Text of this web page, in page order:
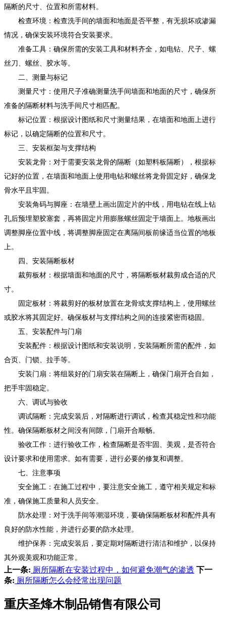
隔断的尺寸、位置和所需材料。
检查环境：检查洗手间的墙面和地面是否平整，有无损坏或渗漏
情况，确保安装环境符合安装要求。
准备工具：确保所需的安装工具和材料齐全，如电钻、尺子、螺
丝刀、螺丝、胶水等。
二、测量与标记
测量尺寸：使用尺子准确测量洗手间墙面和地面的尺寸，确保所
准备的隔断材料与洗手间尺寸相匹配。
标记位置：根据设计图纸和尺寸测量结果，在墙面和地面上进行
标记，以确定隔断的位置和尺寸。
三、安装框架与支撑结构
安装龙骨：对于需要安装龙骨的隔断（如塑料板隔断），根据标
记好的位置，在墙面和地面上使用电钻和螺丝将龙骨固定好，确保龙
骨水平且牢固。
安装角码与脚座：在墙壁上画出固定片的中线，用电钻在线上钻
孔后预埋塑胶塞套，再将固定片用膨胀螺丝固定于墙面上。地板画出
调整脚座位置中线，将调整脚座固定在离隔间板前缘适当位置的地板
上。
四、安装隔断板材
裁剪板材：根据墙面和地面的尺寸，将隔断板材裁剪成合适的尺
寸。
固定板材：将裁剪好的板材放置在龙骨或支撑结构上，使用螺丝
或胶水将其固定好。确保板材与支撑结构之间的连接紧密而稳固。
五、安装配件与门扇
安装配件：根据设计图纸和安装说明，安装隔断所需的配件，如
合页、门锁、拉手等。
安装门扇：将组装好的门扇安装在隔断上，确保门扇开合自如，
把手牢固稳定。
六、调试与验收
调试隔断：完成安装后，对隔断进行调试，检查其稳定性和功能
性。确保隔断板材之间没有间隙，门扇开合顺畅。
验收工作：进行验收工作，检查隔断是否牢固、美观，是否符合
设计要求和使用需求。如有需要，进行必要的修复和调整。
七、注意事项
安全施工：在施工过程中，要注意安全施工，遵守相关规定和标
准，确保施工质量和人员安全。
防水处理：对于洗手间等潮湿环境，要确保隔断板材和配件具有
良好的防水性能，并进行必要的防水处理。
维护保养：完成安装后，要定期对隔断进行清洁和维护，以保持
其外观美观和功能正常。
上一条: 厕所隔断在安装过程中，如何避免潮气的渗透 下一
条: 厕所隔断怎么会经常出现问题
重庆圣烽木制品销售有限公司